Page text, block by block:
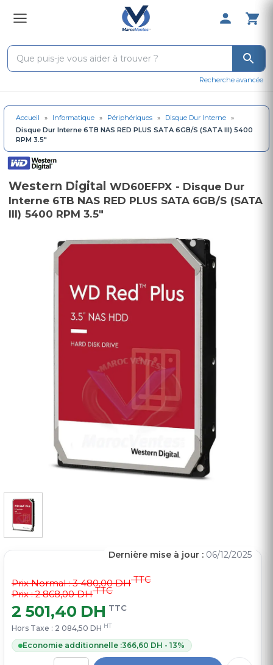
0 Produit
Recherche avancée
Accueil » Informatique » Périphériques » Disque Dur Interne »
Disque Dur Interne 6TB NAS RED PLUS SATA 6GB/S (SATA III) 5400
RPM 3.5"
Western Digital WD60EFPX - Disque Dur
Interne 6TB NAS RED PLUS SATA 6GB/S (SATA
III) 5400 RPM 3.5"
Prix Normal :3 480,00 DHTTC
Prix : 2 868,00 DHTTC
2 501,40 DH TTC
Hors Taxe : 2 084,50 DH HT
Economie additionnelle :366,60 DH - 13%
Dernière mise à jour : 06/12/2025